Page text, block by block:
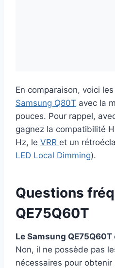
En comparaison, voici
Samsung Q80T avec la
pouces. Pour rappel,
gagnez la compatibilité
Hz, le VRR et un
LED Local Dimming).
Questions
QE75Q60T
Le Samsung QE75Q60T
Non, il ne possède pas
nécessaires pour obtenir